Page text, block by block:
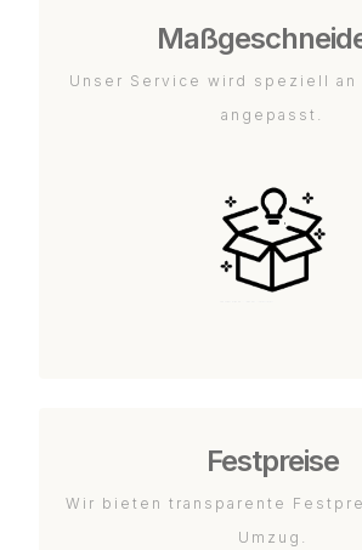
Unser Service wird speziell an
angepasst.
Festpreise
Wir bieten transparente
Umzug.